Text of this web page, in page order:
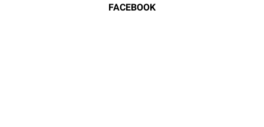
FACEBOOK